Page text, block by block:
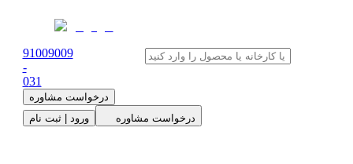
91009009
-
031
درخواست مشاوره
ورود | ثبت نام
درخواست مشاوره